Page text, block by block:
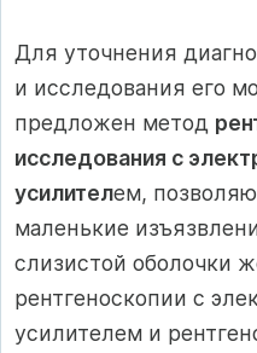
Для уточнения
и исследования его
предложен метод
исследования с
усилителем,
маленькие
слизистой оболочки
рентгеноскопии с
усилителем и